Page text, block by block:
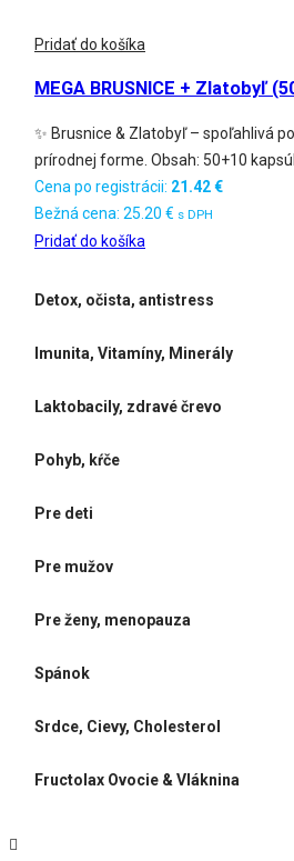
Pridať do košíka
MEGA BRUSNICE + Zlatobyľ
✨ Brusnice & Zlatobyľ – spoľahlivá
prírodnej forme. Obsah: 50+10 kapsúl
Cena po registrácii: 21.42€
Bežná cena: 25.20 € s DPH
Pridať do košíka
Detox, očista, antistress
Imunita, Vitamíny, Minerály
Laktobacily, zdravé črevo
Pohyb, kŕče
Pre deti
Pre mužov
Pre ženy, menopauza
Spánok
Srdce, Cievy, Cholesterol
Fructolax Ovocie & Vláknina